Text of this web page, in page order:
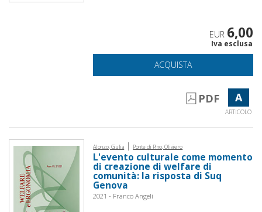
EUR 6,00
Iva esclusa
ACQUISTA
PDF A
ARTICOLO
Alonzo, Giulia | Ponte di Pino, Oliviero
L'evento culturale come momento
di creazione di welfare di
comunità: la risposta di Suq
Genova
2021 - Franco Angeli